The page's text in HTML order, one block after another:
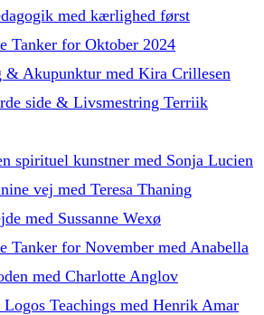
med kærlighed først
Tanker for Oktober 2024
& Akupunktur med Kira Crillesen
side & Livsmestring Terriik
spirituel kunstner med Sonja Lucien
vej med Teresa Thaning
med Sussanne Wexø
Tanker for November med Anabella
med Charlotte Anglov
Teachings med Henrik Amar